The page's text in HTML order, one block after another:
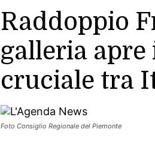
Raddoppio
galleria
cruciale tra
Foto Consiglio Regionale del Piemonte